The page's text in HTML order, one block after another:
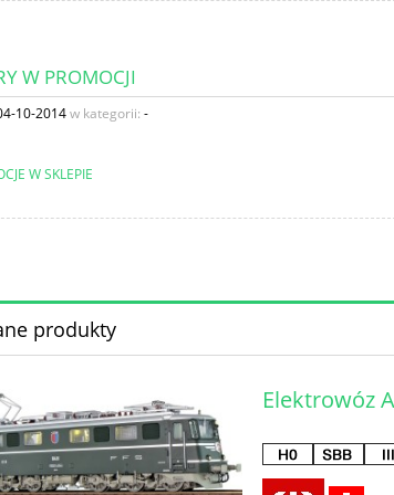
W PROMOCJI
10-2014w kategorii: -
produkty
Elektrowóz